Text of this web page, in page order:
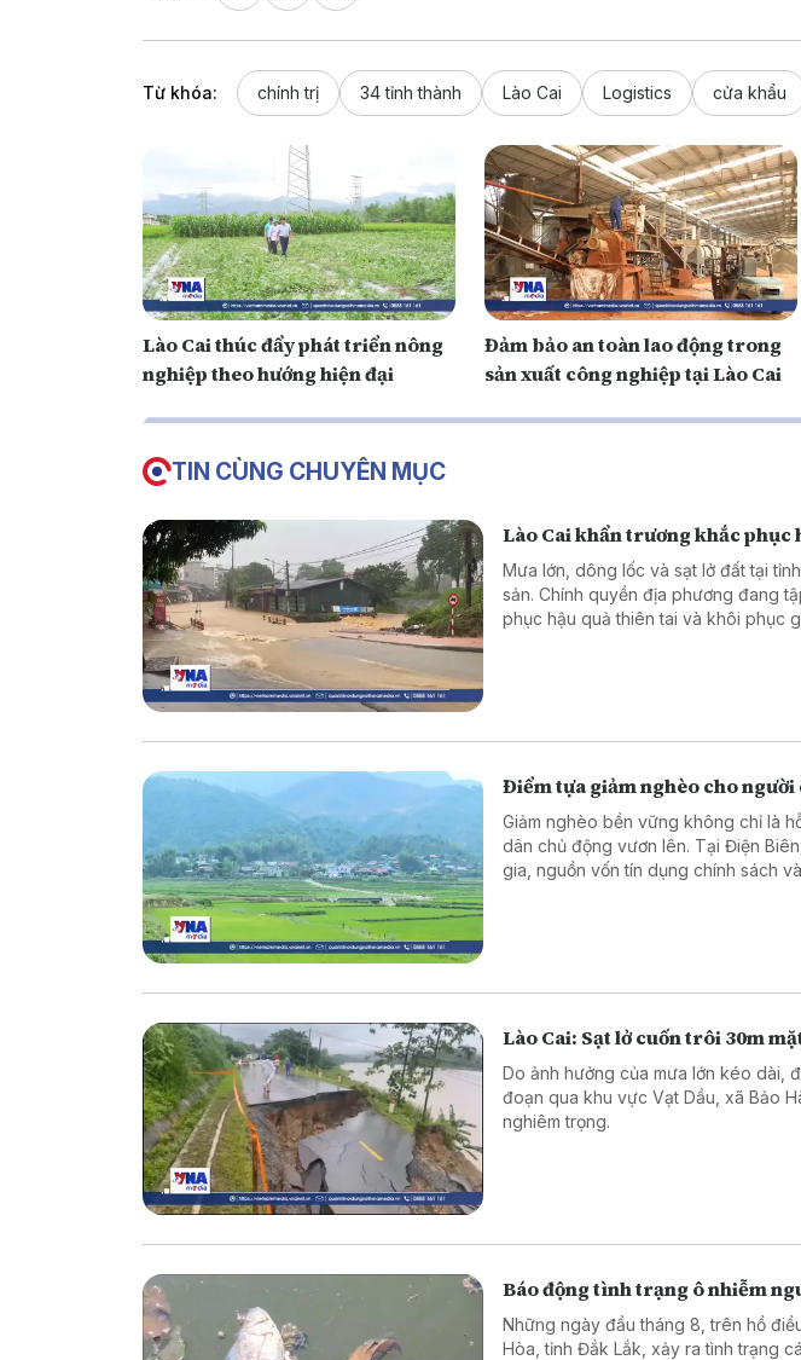
Từ khóa: chính trị 34 tỉnh thành Lào Cai Logistics cửa khẩu
Lào Cai thúc đẩy phát triển nông
nghiệp theo hướng hiện đại
Đảm bảo an toàn lao động trong
sản xuất công nghiệp tại Lào Cai
TIN CÙNG CHUYÊN MỤC
Lào Cai khẩn trương khắc phục
Mưa lớn, dông lốc và sạt lở đất tại
sản. Chính quyền địa phương đang
phục hậu quả thiên tai và khôi phục
Điểm tựa giảm nghèo cho người
Giảm nghèo bền vững không chỉ là
dân chủ động vươn lên. Tại Điện
gia, nguồn vốn tín dụng chính sách
Lào Cai: Sạt lở cuốn trôi 30m
Do ảnh hưởng của mưa lớn kéo dài,
đoạn qua khu vực Vạt Dầu, xã Bảo
nghiêm trọng.
Báo động tình trạng ô nhiễm
Những ngày đầu tháng 8, trên hồ
Hòa, tỉnh Đắk Lắk, xảy ra tình trạng